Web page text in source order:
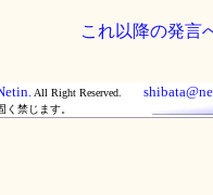
これ以降の発言
All Right Reserved.
禁じます。